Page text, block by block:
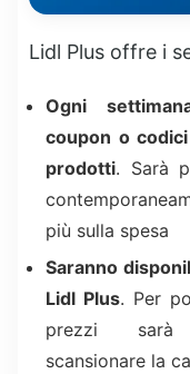
Lidl Plus offre i
Ogni
coupon o
prodotti. Sarà
più sulla spesa
Saranno
Lidl Plus. Per
prezzi sarà
scansionare la